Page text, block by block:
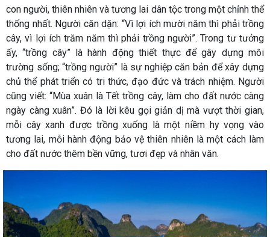
con người, thiên nhiên và tương lai dân tộc trong một chỉnh thể
thống nhất. Người căn dặn: “Vì lợi ích mười năm thì phải trồng
cây, vì lợi ích trăm năm thì phải trồng người”. Trong tư tưởng
ấy, “trồng cây” là hành động thiết thực để gây dựng môi
trường sống; “trồng người” là sự nghiệp căn bản để xây dựng
chủ thể phát triển có tri thức, đạo đức và trách nhiệm. Người
cũng viết: “Mùa xuân là Tết trồng cây, làm cho đất nước càng
ngày càng xuân”. Đó là lời kêu gọi giản dị mà vượt thời gian,
mỗi cây xanh được trồng xuống là một niềm hy vọng vào
tương lai, mỗi hành động bảo vệ thiên nhiên là một cách làm
cho đất nước thêm bền vững, tươi đẹp và nhân văn.